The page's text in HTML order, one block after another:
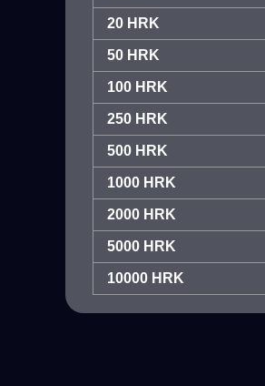
20 HRK
50 HRK
100 HRK
250 HRK
500 HRK
1000 HRK
2000 HRK
5000 HRK
10000 HRK